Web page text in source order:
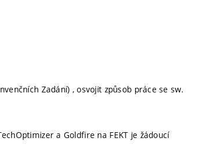
Zadání) , osvojit způsob práce se sw.
a Goldfire na FEKT je žádoucí